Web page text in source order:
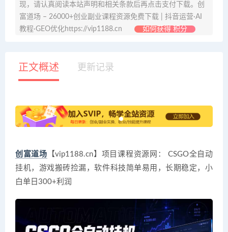
现，请认真阅读本站声明和相关条款后再点击支付下载。创
富道场 – 26000+创业副业课程资源免费下载 | 抖音运营·AI
教程·GEO优化https://vip1188.cn
如何获得 积分
正文概述 更新记录
创富道场 【vip1188.cn】项目课程资源网： CSGO全自动
挂机，游戏搬砖捡漏，软件科技简单易用，长期稳定，小
白单日300+利润